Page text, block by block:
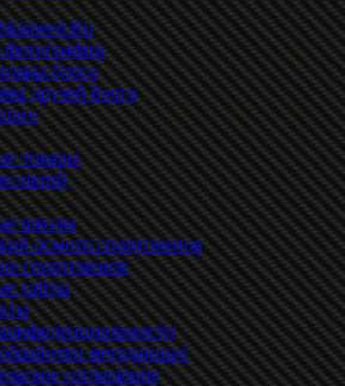
блога
друзей блога
товары
школы
осмотр спортсменов
спортсменов
сайты
метаданных
соглашение